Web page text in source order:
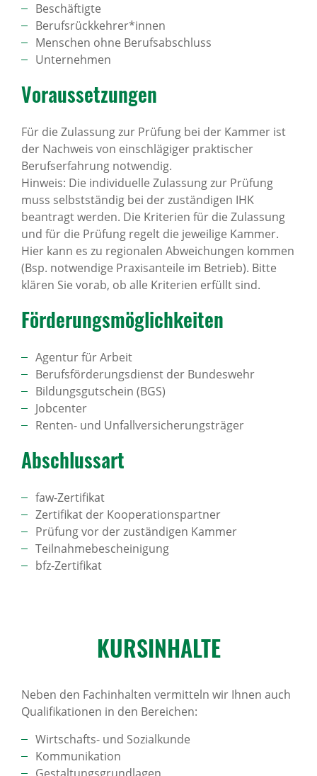
Beschäftigte
Berufsrückkehrer*innen
Menschen ohne Berufsabschluss
Unternehmen
Voraus­set­zungen
Für die Zulassung zur Prüfung bei der Kammer ist
der Nachweis von einschlägiger praktischer
Berufserfahrung notwendig.
Hinweis: Die individuelle Zulassung zur Prüfung
muss selbstständig bei der zuständigen IHK
beantragt werden. Die Kriterien für die Zulassung
und für die Prüfung regelt die jeweilige Kammer.
Hier kann es zu regionalen Abweichungen kommen
(Bsp. notwendige Praxisanteile im Betrieb). Bitte
klären Sie vorab, ob alle Kriterien erfüllt sind.
Förde­rungs­mög­lich­keiten
Agentur für Arbeit
Berufsförderungsdienst der Bundeswehr
Bildungsgutschein (BGS)
Jobcenter
Renten- und Unfallversicherungsträger
Abschlussart
faw-Zertifikat
Zertifikat der Kooperationspartner
Prüfung vor der zuständigen Kammer
Teilnahmebescheinigung
bfz-Zertifikat
KURS­IN­HALTE
Neben den Fachinhalten vermitteln wir Ihnen auch
Qualifikationen in den Bereichen:
Wirtschafts- und Sozialkunde
Kommunikation